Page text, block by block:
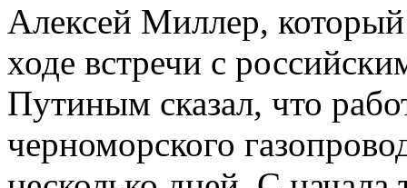
Алексей Миллер, который
ходе встречи с
Путиным сказал, что
черноморского